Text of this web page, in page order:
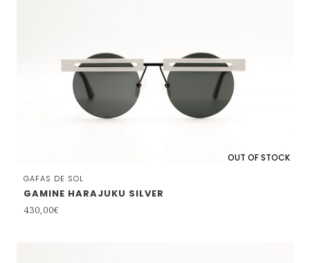
OUT OF STOCK
GAFAS DE SOL
GAMINE HARAJUKU SILVER
430,00€